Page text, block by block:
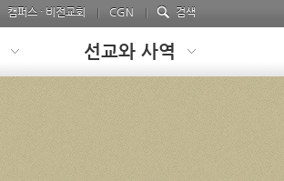
캠퍼스 · 비전교회 CGN 검색
선교와 사역